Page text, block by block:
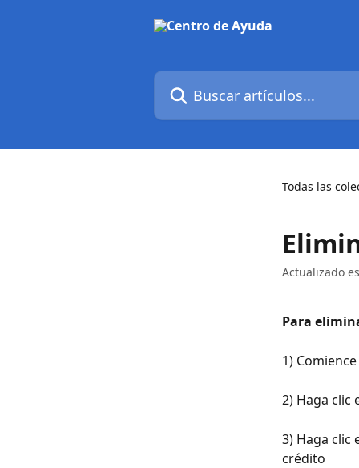
Buscar artículos...
Todas las
Actualizado
Para
1)
2) Haga clic
3) Haga
crédito